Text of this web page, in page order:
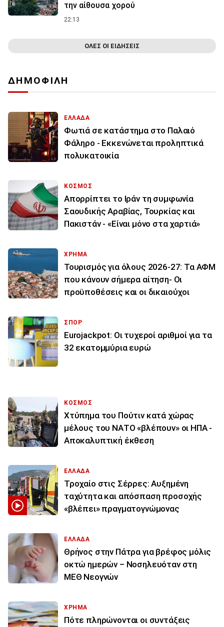
την αίθουσα χορού
22:13
ΟΛΕΣ ΟΙ ΕΙΔΗΣΕΙΣ
ΔΗΜΟΦΙΛΗ
ΕΛΛΑΔΑ
Φωτιά σε κατάστημα στο Παλαιό
Φάληρο - Εκκενώνεται προληπτικά
πολυκατοικία
ΚΟΣΜΟΣ
Απορρίπτει το Ιράν τη συμφωνία
Σαουδικής Αραβίας, Τουρκίας και
Πακιστάν - «Είναι μόνο στα χαρτιά»
ΧΡΗΜΑ
Τουρισμός για όλους 2026-27: Τα ΑΦΜ
που κάνουν σήμερα αίτηση- Οι
προϋποθέσεις και οι δικαιούχοι
ΣΠΟΡ
Eurojackpot: Οι τυχεροί αριθμοί για τα
32 εκατoμμύρια ευρώ
ΚΟΣΜΟΣ
Χτύπημα του Πούτιν κατά χώρας
μέλους του ΝΑΤΟ «βλέπουν» οι ΗΠΑ -
Αποκαλυπτική έκθεση
ΕΛΛΑΔΑ
Τροχαίο στις Σέρρες: Αυξημένη
ταχύτητα και απόσπαση προσοχής
«βλέπει» πραγματογνώμονας
ΕΛΛΑΔΑ
Θρήνος στην Πάτρα για βρέφος μόλις
οκτώ ημερών – Νοσηλευόταν στη
ΜΕΘ Νεογνών
ΧΡΗΜΑ
Πότε πληρώνονται οι συντάξεις